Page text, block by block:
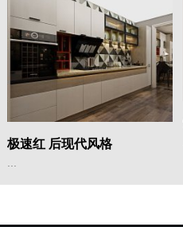
极速红 后现代风格
...